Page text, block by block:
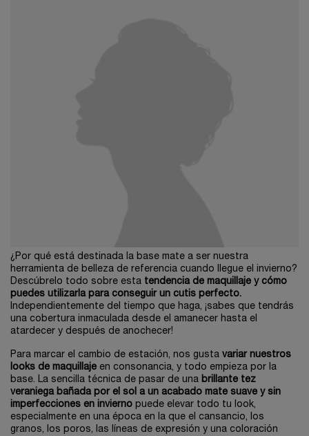
¿Por qué está destinada la base mate a ser nuestra
herramienta de belleza de referencia cuando llegue el invierno?
Descúbrelo todo sobre esta tendencia de maquillaje y cómo
puedes utilizarla para conseguir un cutis perfecto.
Independientemente del tiempo que haga, ¡sabes que tendrás
una cobertura inmaculada desde el amanecer hasta el
atardecer y después de anochecer!
Para marcar el cambio de estación, nos gusta variar nuestros
looks de maquillaje en consonancia, y todo empieza por la
base. La sencilla técnica de pasar de una brillante tez
veraniega bañada por el sol a un acabado mate suave y sin
imperfecciones en invierno puede elevar todo tu look,
especialmente en una época en la que el cansancio, los
granos, los poros, las líneas de expresión y una coloración